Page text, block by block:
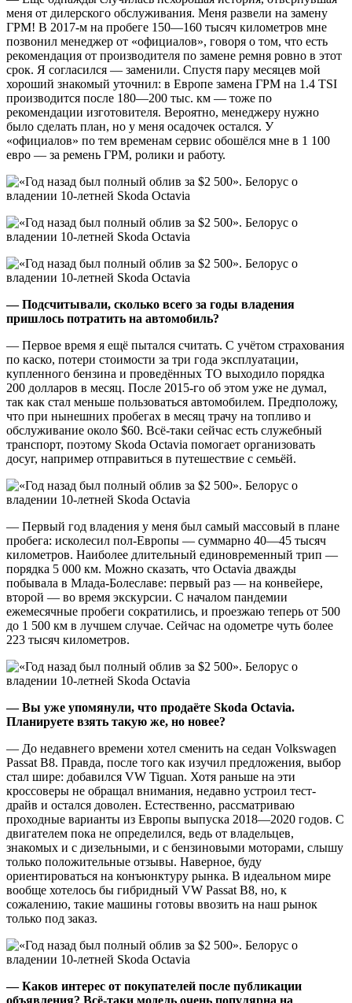
меня от дилерского обслуживания. Меня развели на замену
ГРМ! В 2017-м на пробеге 150—160 тысяч километров мне
позвонил менеджер от «официалов», говоря о том, что есть
рекомендация от производителя по замене ремня ровно в этот
срок. Я согласился — заменили. Спустя пару месяцев мой
хороший знакомый уточнил: в Европе замена ГРМ на 1.4 TSI
производится после 180—200 тыс. км — тоже по
рекомендации изготовителя. Вероятно, менеджеру нужно
было сделать план, но у меня осадочек остался. У
«официалов» по тем временам сервис обошёлся мне в 1 100
евро — за ремень ГРМ, ролики и работу.
— Подсчитывали, сколько всего за годы владения
пришлось потратить на автомобиль?
— Первое время я ещё пытался считать. С учётом страхования
по каско, потери стоимости за три года эксплуатации,
купленного бензина и проведённых ТО выходило порядка
200 долларов в месяц. После 2015-го об этом уже не думал,
так как стал меньше пользоваться автомобилем. Предположу,
что при нынешних пробегах в месяц трачу на топливо и
обслуживание около $60. Всё-таки сейчас есть служебный
транспорт, поэтому Skoda Octavia помогает организовать
досуг, например отправиться в путешествие с семьёй.
— Первый год владения у меня был самый массовый в плане
пробега: исколесил пол-Европы — суммарно 40—45 тысяч
километров. Наиболее длительный единовременный трип —
порядка 5 000 км. Можно сказать, что Octavia дважды
побывала в Млада-Болеславе: первый раз — на конвейере,
второй — во время экскурсии. С началом пандемии
ежемесячные пробеги сократились, и проезжаю теперь от 500
до 1 500 км в лучшем случае. Сейчас на одометре чуть более
223 тысяч километров.
— Вы уже упомянули, что продаёте Skoda Octavia.
Планируете взять такую же, но новее?
— До недавнего времени хотел сменить на седан Volkswagen
Passat B8. Правда, после того как изучил предложения, выбор
стал шире: добавился VW Tiguan. Хотя раньше на эти
кроссоверы не обращал внимания, недавно устроил тест-
драйв и остался доволен. Естественно, рассматриваю
проходные варианты из Европы выпуска 2018—2020 годов. С
двигателем пока не определился, ведь от владельцев,
знакомых и с дизельными, и с бензиновыми моторами, слышу
только положительные отзывы. Наверное, буду
ориентироваться на конъюнктуру рынка. В идеальном мире
вообще хотелось бы гибридный VW Passat B8, но, к
сожалению, такие машины готовы ввозить на наш рынок
только под заказ.
— Каков интерес от покупателей после публикации